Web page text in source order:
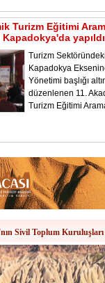
Turizm Eğitimi
yapıldı
Turizm
Kapadokya
Yönetimi başlığı
düzenlenen 11.
Turizm Eğitimi
Sivil Toplum Kuruluşları